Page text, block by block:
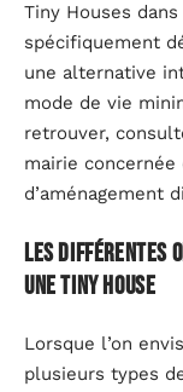
Tiny Houses
spécifiquement
une alternative
mode de vie
retrouver,
mairie
d’aménagement
Les différentes
une Tiny House
Lorsque l’on
plusieurs types